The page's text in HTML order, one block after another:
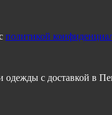
политикой
с доставкой в